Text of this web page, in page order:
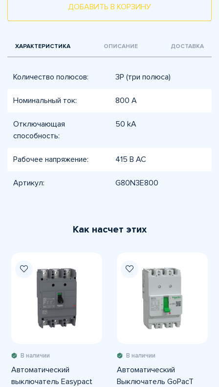
ДОБАВИТЬ В КОРЗИНУ
ХАРАКТЕРИСТИКА ОПИСАНИЕ ДОСТАВКА
Количество полюсов: 3P (три полюса)
Номинальный ток: 800 А
Отключающая
способность:
50 kA
Рабочее напряжение: 415 В AC
Артикул: G80N3E800
Как насчет этих
В наличии
Автоматический
выключатель Easypact
В наличии
Автоматический
Выключатель GoPacT